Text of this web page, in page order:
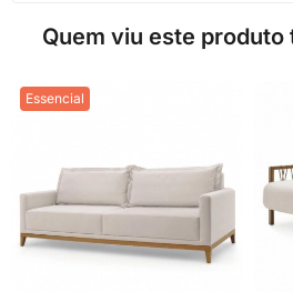
Quem viu este produto
Essencial